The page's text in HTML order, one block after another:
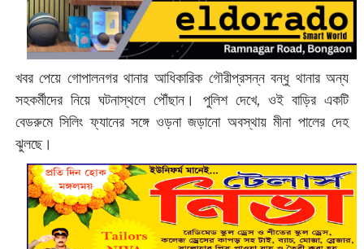
খবর পেয়ে গোপালনগর থানার আধিকারিক গৌরীপ্রসন্ন বন্ধু থানার অন্য
সহকর্মীদের নিয়ে ঘটনাস্থলে পৌঁছান। পুলিশ দেখে, ওই বাড়ির একটি
বেডরুমে সিলিং ফ্যানের সঙ্গে ওড়না জড়ানো অবস্থায় মীনা পালের দেহ
ঝুলছে।